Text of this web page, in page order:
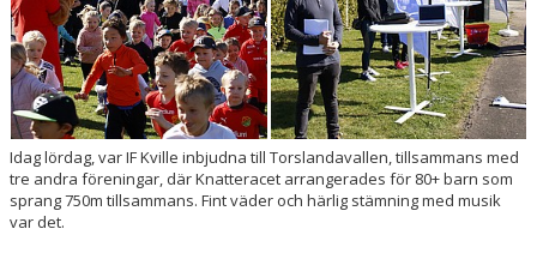
BOKNINGAR
Idag lördag, var IF Kville inbjudna till Torslandavallen, tillsammans med
tre andra föreningar, där Knatteracet arrangerades för 80+ barn som
sprang 750m tillsammans. Fint väder och härlig stämning med musik
var det.